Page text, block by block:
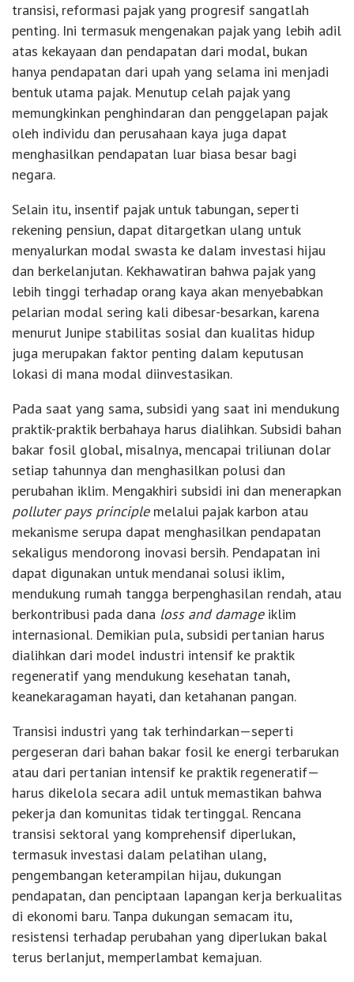
transisi, reformasi pajak yang progresif sangatlah
penting. Ini termasuk mengenakan pajak yang lebih adil
atas kekayaan dan pendapatan dari modal, bukan
hanya pendapatan dari upah yang selama ini menjadi
bentuk utama pajak. Menutup celah pajak yang
memungkinkan penghindaran dan penggelapan pajak
oleh individu dan perusahaan kaya juga dapat
menghasilkan pendapatan luar biasa besar bagi
negara.
Selain itu, insentif pajak untuk tabungan, seperti
rekening pensiun, dapat ditargetkan ulang untuk
menyalurkan modal swasta ke dalam investasi hijau
dan berkelanjutan. Kekhawatiran bahwa pajak yang
lebih tinggi terhadap orang kaya akan menyebabkan
pelarian modal sering kali dibesar-besarkan, karena
menurut Junipe stabilitas sosial dan kualitas hidup
juga merupakan faktor penting dalam keputusan
lokasi di mana modal diinvestasikan.
Pada saat yang sama, subsidi yang saat ini mendukung
praktik-praktik berbahaya harus dialihkan. Subsidi bahan
bakar fosil global, misalnya, mencapai triliunan dolar
setiap tahunnya dan menghasilkan polusi dan
perubahan iklim. Mengakhiri subsidi ini dan menerapkan
polluter pays principlemelalui pajak karbon atau
mekanisme serupa dapat menghasilkan pendapatan
sekaligus mendorong inovasi bersih. Pendapatan ini
dapat digunakan untuk mendanai solusi iklim,
mendukung rumah tangga berpenghasilan rendah, atau
berkontribusi pada dana loss and damageiklim
internasional. Demikian pula, subsidi pertanian harus
dialihkan dari model industri intensif ke praktik
regeneratif yang mendukung kesehatan tanah,
keanekaragaman hayati, dan ketahanan pangan.
Transisi industri yang tak terhindarkan—seperti
pergeseran dari bahan bakar fosil ke energi terbarukan
atau dari pertanian intensif ke praktik regeneratif—
harus dikelola secara adil untuk memastikan bahwa
pekerja dan komunitas tidak tertinggal. Rencana
transisi sektoral yang komprehensif diperlukan,
termasuk investasi dalam pelatihan ulang,
pengembangan keterampilan hijau, dukungan
pendapatan, dan penciptaan lapangan kerja berkualitas
di ekonomi baru. Tanpa dukungan semacam itu,
resistensi terhadap perubahan yang diperlukan bakal
terus berlanjut, memperlambat kemajuan.